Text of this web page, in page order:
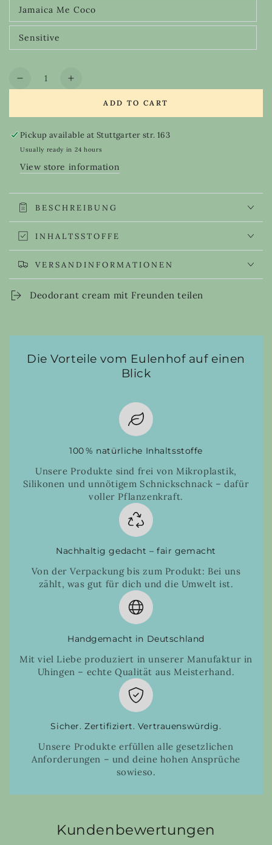
or
unavailable
Jamaica Me Coco
Variant
sold
or
unavailable
Sensitive
Variant
sold
unavailable
Quantity
Decrease
cream
Increase
cream
ADD TO CART
Pickup available atStuttgarter str. 163
Usually ready in 24 hours
View store information
BESCHREIBUNG
INHALTSSTOFFE
VERSANDINFORMATIONEN
Deodorant cream mit Freunden teilen
Die Vorteile vom Eulenhof auf einen
Blick
100 % natürliche Inhaltsstoffe
Unsere Produkte sind frei von Mikroplastik,
Silikonen und unnötigem Schnickschnack – dafür
voller Pflanzenkraft.
Nachhaltig gedacht – fair gemacht
Von der Verpackung bis zum Produkt: Bei uns
zählt, was gut für dich und die Umwelt ist.
Handgemacht in Deutschland
Mit viel Liebe produziert in unserer Manufaktur in
Uhingen – echte Qualität aus Meisterhand.
Sicher. Zertifiziert. Vertrauenswürdig.
Unsere Produkte erfüllen alle gesetzlichen
Anforderungen – und deine hohen Ansprüche
sowieso.
Kundenbewertungen